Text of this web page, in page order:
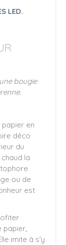
LED.
bougie
en
déco
du
la
ou de
est
papier,
imite à s'y